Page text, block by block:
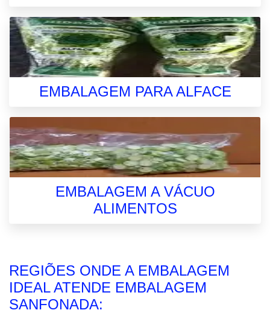
EMBALAGEM PARA ALFACE
EMBALAGEM A VÁCUO
ALIMENTOS
REGIÕES ONDE A EMBALAGEM
IDEAL ATENDE EMBALAGEM
SANFONADA: